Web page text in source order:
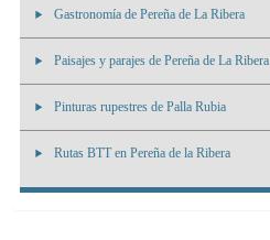
Gastronomía de Pereña de La Ribera
Paisajes y parajes de Pereña de La Ribera
Pinturas rupestres de Palla Rubia
Rutas BTT en Pereña de la Ribera